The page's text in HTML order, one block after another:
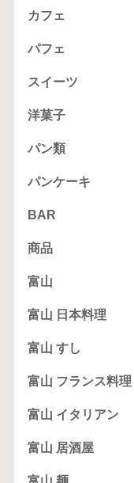
カフェ
パフェ
スイーツ
洋菓子
パン類
パンケーキ
BAR
商品
富山
富山 日本料理
富山 すし
富山 フランス料理
富山 イタリアン
富山 居酒屋